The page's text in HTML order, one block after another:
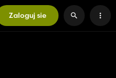
Zaloguj sie